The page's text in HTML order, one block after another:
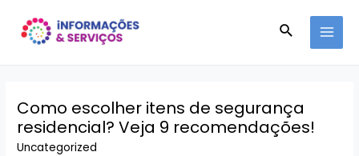
para
Pesquisar
Como escolher itens de segurança
residencial? Veja 9 recomendações!
Uncategorized